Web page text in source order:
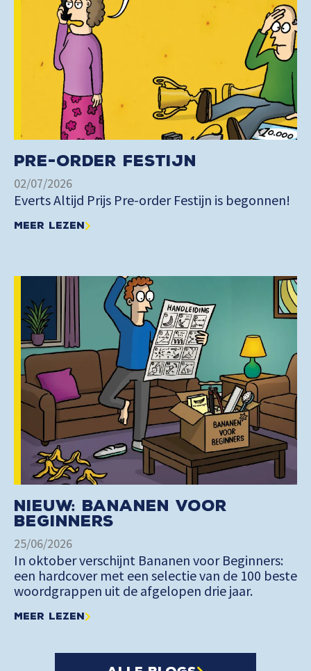
Pre-order Festijn
02/07/2026
Everts Altijd Prijs Pre-order Festijn is begonnen!
Meer lezen
Nieuw: Bananen voor
Beginners
25/06/2026
In oktober verschijnt Bananen voor Beginners:
een hardcover met een selectie van de 100 beste
woordgrappen uit de afgelopen drie jaar.
Meer lezen